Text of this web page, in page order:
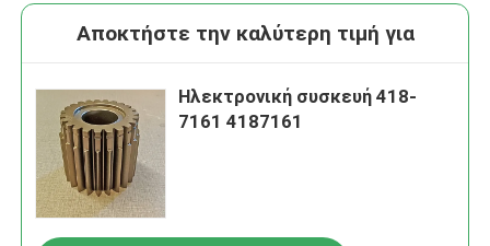
Αποκτήστε την καλύτερη τιμή για
Ηλεκτρονική συσκευή 418-
7161 4187161